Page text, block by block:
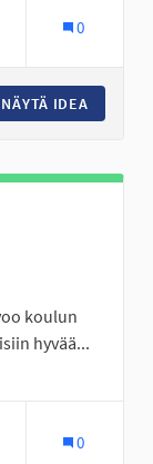
0
NÄYTÄ IDEA
koulun
hyvää...
0